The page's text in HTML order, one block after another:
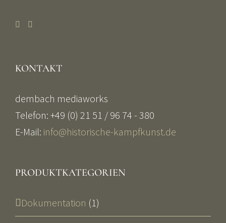
KONTAKT
dembach mediaworks
Telefon: +49 (0) 21 51 / 96 74 - 380
E-Mail: info@historische-kampfkunst.de
PRODUKTKATEGORIEN
Dokumentation (1)